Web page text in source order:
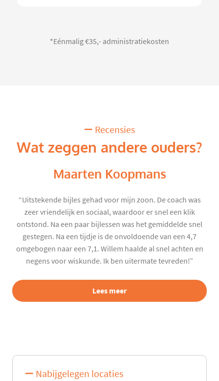
*Eénmalig €35,- administratiekosten
Recensies
Wat zeggen andere ouders?
Maarten Koopmans
“Uitstekende bijles gehad voor mijn zoon. De coach was
zeer vriendelijk en sociaal, waardoor er snel een klik
ontstond. Na een paar bijlessen was het gemiddelde snel
gestegen. Na een tijdje is de onvoldoende van een 4,7
omgebogen naar een 7,1. Willem haalde al snel achten en
negens voor wiskunde. Ik ben uitermate tevreden!”
Lees meer
Nabijgelegen locaties